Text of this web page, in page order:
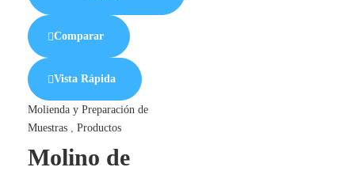
Comparar
Vista Rápida
Molienda y Preparación de
Muestras, Productos
Molino de